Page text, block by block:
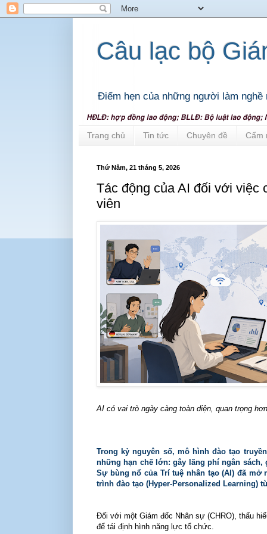
Câu lạc bộ
Điểm hẹn của những người làm nghề
Trang chủ Tin tức Chuyên đề Cẩm
Thứ Năm, 21 tháng 5, 2026
Tác động của AI đối với việc
viên
AI có vai trò ngày càng toàn diện, quan trọng
Trong kỷ nguyên số, mô hình đào tạo
những hạn chế lớn: gây lãng phí ngân
Sự bùng nổ của Trí tuệ nhân tạo (AI) đã
trình đào tạo (Hyper-Personalized Learning)
Đối với một Giám đốc Nhân sự (CHRO), thấu
để tái định hình năng lực tổ chức.